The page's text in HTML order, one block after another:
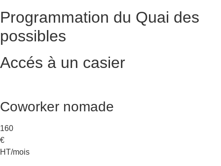
Programmation du Quai des
possibles
Accés à un casier
Coworker nomade
160
€
HT/mois